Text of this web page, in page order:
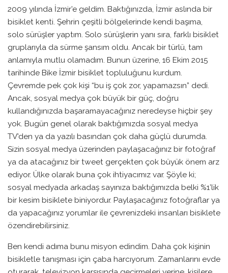
2009 yılında İzmir’e geldim. Baktığınızda, İzmir aslında bir
bisiklet kenti. Şehrin çeşitli bölgelerinde kendi başıma,
solo sürüşler yaptım. Solo sürüşlerin yanı sıra, farklı bisiklet
gruplarıyla da sürme şansım oldu. Ancak bir türlü, tam
anlamıyla mutlu olamadım. Bunun üzerine, 16 Ekim 2015
tarihinde Bike İzmir bisiklet topluluğunu kurdum.
Çevremde pek çok kişi “bu iş çok zor, yapamazsın” dedi.
Ancak, sosyal medya çok büyük bir güç, doğru
kullandığınızda başaramayacağınız neredeyse hiçbir şey
yok. Bugün genel olarak baktığımızda sosyal medya
TV’den ya da yazılı basından çok daha güçlü durumda.
Sizin sosyal medya üzerinden paylaşacağınız bir fotoğraf
ya da atacağınız bir tweet gerçekten çok büyük önem arz
ediyor. Ülke olarak buna çok ihtiyacımız var. Şöyle ki;
sosyal medyada arkadaş sayınıza baktığımızda belki %1’lik
bir kesim bisiklete biniyordur. Paylaşacağınız fotoğraflar ya
da yapacağınız yorumlar ile çevrenizdeki insanları bisiklete
özendirebilirsiniz.
Ben kendi adıma bunu misyon edindim. Daha çok kişinin
bisikletle tanışması için çaba harcıyorum. Zamanlarını evde